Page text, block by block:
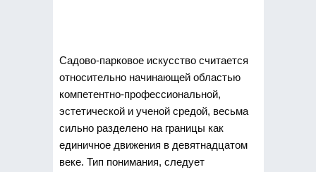
Садово-парковое искусство считается
относительно начинающей областью
компетентно-профессиональной,
эстетической и ученой средой, весьма
сильно разделенона границы как
единичное движения в девятнадцатом
веке. Тип понимания, следует